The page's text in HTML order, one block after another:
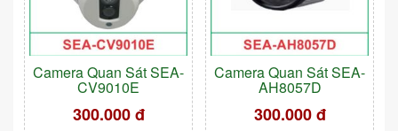
Camera Quan Sát SEA-
CV9010E
300.000 đ
Camera Quan Sát SEA-
AH8057D
300.000 đ